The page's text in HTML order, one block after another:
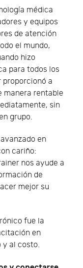
médica
y equipos
de atención
el mundo,
hizo
para todos los
proporcionó a
manera rentable
sin
grupo.
en
cariño:
nos ayude a
de
mejor su
fue la
en
y al costo.